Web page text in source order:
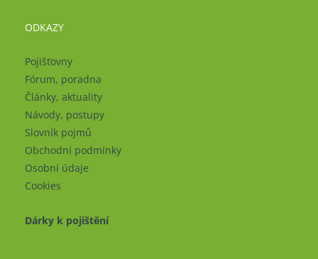
ODKAZY
Pojišťovny
Fórum, poradna
Články, aktuality
Návody, postupy
Slovník pojmů
Obchodní podmínky
Osobní údaje
Cookies
Dárky k pojištění